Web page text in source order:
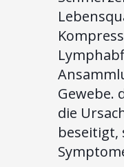
Gewebe.
die
beseitigt,